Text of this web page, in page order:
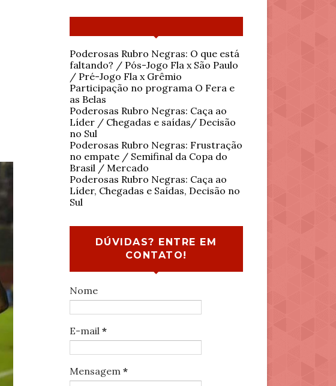
Poderosas Rubro Negras: O que está
faltando? / Pós-Jogo Fla x São Paulo
/ Pré-Jogo Fla x Grêmio
Participação no programa O Fera e
as Belas
Poderosas Rubro Negras: Caça ao
Líder / Chegadas e saídas/ Decisão
no Sul
Poderosas Rubro Negras: Frustração
no empate / Semifinal da Copa do
Brasil / Mercado
Poderosas Rubro Negras: Caça ao
Líder, Chegadas e Saídas, Decisão no
Sul
DÚVIDAS? ENTRE EM
CONTATO!
Nome
E-mail *
Mensagem *